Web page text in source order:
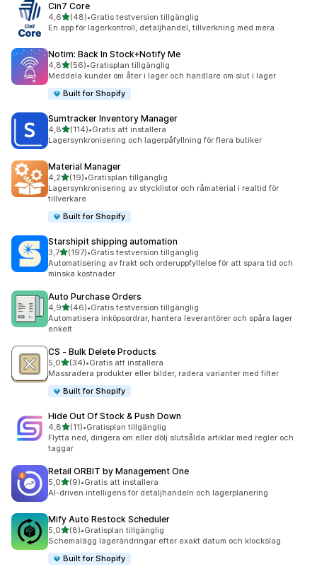
Cin7 Core
4,6av 5 stjärnor
(48)
48 recensioner totalt
•Gratis testversion tillgänglig
En app för lagerkontroll, detaljhandel, tillverkning med mera
Notim: Back In Stock+Notify Me
4,8av 5 stjärnor
(56)
56 recensioner totalt
•Gratisplan tillgänglig
Meddela kunder om åter i lager och handlare om slut i lager
Built for Shopify
Sumtracker Inventory Manager
4,8av 5 stjärnor
(114)
114 recensioner totalt
•Gratis att installera
Lagersynkronisering och lagerpåfyllning för flera butiker
Material Manager
4,2av 5 stjärnor
(19)
19 recensioner totalt
•Gratisplan tillgänglig
Lagersynkronisering av stycklistor och råmaterial i realtid för
tillverkare
Built for Shopify
Starshipit shipping automation
3,7av 5 stjärnor
(197)
197 recensioner totalt
•Gratis testversion tillgänglig
Automatisering av frakt och orderuppfyllelse för att spara tid och
minska kostnader
Auto Purchase Orders
4,9av 5 stjärnor
(46)
46 recensioner totalt
•Gratis testversion tillgänglig
Automatisera inköpsordrar, hantera leverantörer och spåra lager
enkelt
CS ‑ Bulk Delete Products
5,0av 5 stjärnor
(34)
34 recensioner totalt
•Gratis att installera
Massradera produkter eller bilder, radera varianter med filter
Built for Shopify
Hide Out Of Stock & Push Down
4,8av 5 stjärnor
(11)
11 recensioner totalt
•Gratisplan tillgänglig
Flytta ned, dirigera om eller dölj slutsålda artiklar med regler och
taggar
Retail ORBIT by Management One
5,0av 5 stjärnor
(9)
9 recensioner totalt
•Gratis att installera
AI-driven intelligens för detaljhandeln och lagerplanering
Mify Auto Restock Scheduler
5,0av 5 stjärnor
(8)
8 recensioner totalt
•Gratisplan tillgänglig
Schemalägg lagerändringar efter exakt datum och klockslag
Built for Shopify